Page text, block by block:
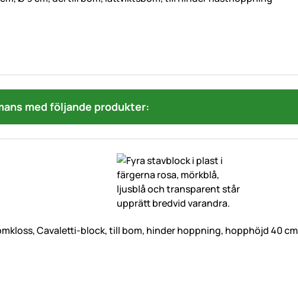
med följande produkter:
Cavaletti-block, till bom, hinder hoppning, hopphöjd 40 cm